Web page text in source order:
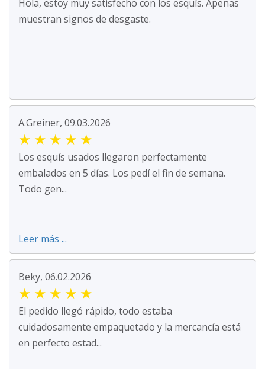
Hola, estoy muy satisfecho con los esquís. Apenas
muestran signos de desgaste.
A.Greiner, 09.03.2026
★ ★ ★ ★ ★
Los esquís usados llegaron perfectamente
embalados en 5 días. Los pedí el fin de semana.
Todo gen...
Leer más ...
Beky, 06.02.2026
★ ★ ★ ★ ★
El pedido llegó rápido, todo estaba
cuidadosamente empaquetado y la mercancía está
en perfecto estad...